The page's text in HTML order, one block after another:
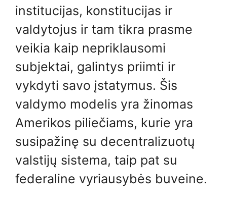
institucijas, konstitucijas ir
valdytojus ir tam tikra prasme
veikia kaip nepriklausomi
subjektai, galintys priimti ir
vykdyti savo įstatymus. Šis
valdymo modelis yra žinomas
Amerikos piliečiams, kurie yra
susipažinę su decentralizuotų
valstijų sistema, taip pat su
federaline vyriausybės buveine.